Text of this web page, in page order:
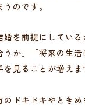
のです。
婚を前提にしてい
うか」「将来の生
見ることが増えま
のドキドキやとき